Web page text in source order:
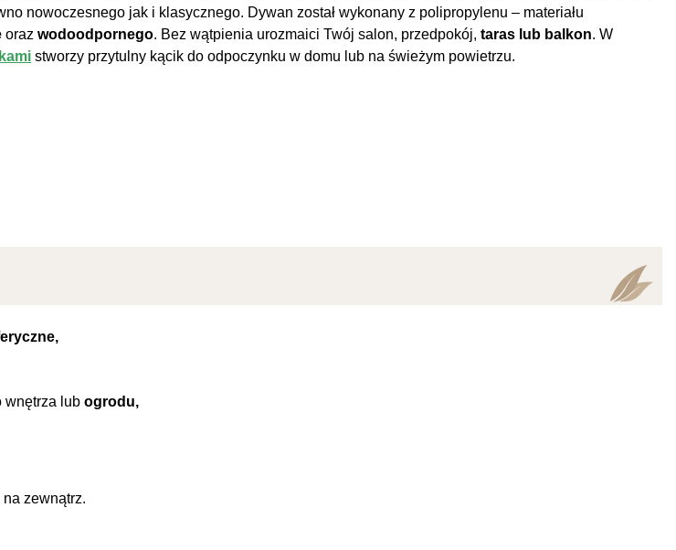
nowoczesnego jak i klasycznego. Dywan został wykonany z polipropylenu – materiału
oraz wodoodpornego. Bez wątpienia urozmaici Twój salon, przedpokój, taras lub balkon. W
stworzy przytulny kącik do odpoczynku w domu lub na świeżym powietrzu.
wnętrza lub ogrodu,
zewnątrz.